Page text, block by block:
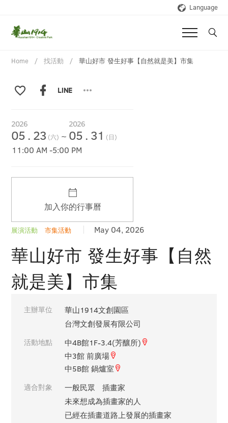
Language
Home 找活動 華山好市 發生好事【自然就是美】市集
2026
05 . 23 (六) ~
2026
05 . 31 (日)
11:00 AM-5:00 PM
加入你的行事曆
展演活動 市集活動 May 04, 2026
華山好市 發生好事【自然
就是美】市集
主辦單位
華山1914文創園區
台灣文創發展有限公司
活動地點
中4B館1F-3.4(芳釀所)
中3館 前廣場
中5B館 鍋爐室
適合對象 一般民眾
插畫家
未來想成為插畫家的人
已經在插畫道路上發展的插畫家